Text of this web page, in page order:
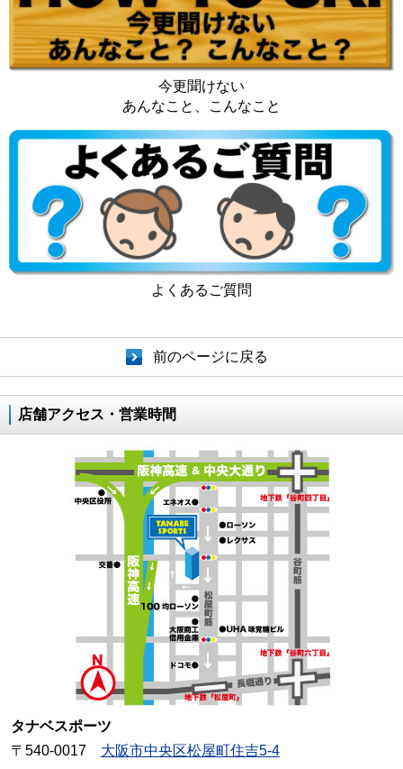
今更聞けない
あんなこと、こんなこと
よくあるご質問
前のページに戻る
店舗アクセス・営業時間
タナベスポーツ
〒540-0017 大阪市中央区松屋町住吉5-4